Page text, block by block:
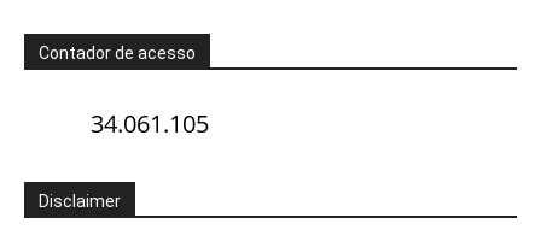
Contador de acesso
34.061.105
Disclaimer